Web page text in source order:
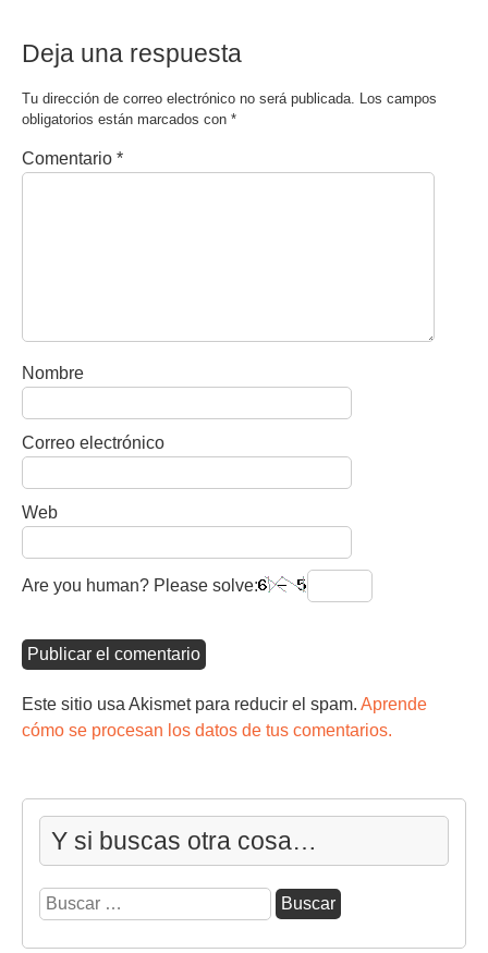
Deja una respuesta
Tu dirección de correo electrónico no será publicada. Los campos
obligatorios están marcados con *
Comentario *
Nombre
Correo electrónico
Web
Are you human? Please solve:
Este sitio usa Akismet para reducir el spam. Aprende
cómo se procesan los datos de tus comentarios.
Y si buscas otra cosa…
Buscar: